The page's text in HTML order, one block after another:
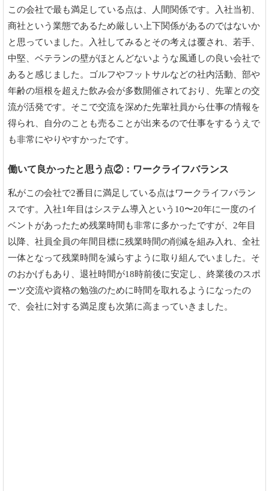
この会社で最も満足している点は、人間関係です。入社当初、
商社という業態であるため厳しい上下関係があるのではないか
と思っていました。入社してみるとその考えは覆され、若手、
中堅、ベテランの壁がほとんどないような風通しの良い会社で
あると感じました。ゴルフやフットサルなどの社内活動、部や
年齢の垣根を超えた飲み会が多数開催されており、先輩との交
流が活発です。そこで交流を深めた先輩社員から仕事の情報を
得られ、自分のことも売ることが出来るので仕事をするうえで
も非常にやりやすかったです。
働いて良かったと思う点②：ワークライフバランス
私がこの会社で2番目に満足している点はワークライフバラン
スです。入社1年目はシステム導入という10〜20年に一度のイ
ベントがあったため残業時間も非常に多かったですが、2年目
以降、社員全員の年間目標に残業時間の削減を組み入れ、全社
一体となって残業時間を減らすように取り組んでいました。そ
のおかげもあり、退社時間が18時前後に安定し、終業後のスポ
ーツ交流や資格の勉強のために時間を取れるようになったの
で、会社に対する満足度も次第に高まっていきました。